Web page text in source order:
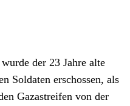
der 23 Jahre alte
Soldaten erschossen, als
Gazastreifen von der